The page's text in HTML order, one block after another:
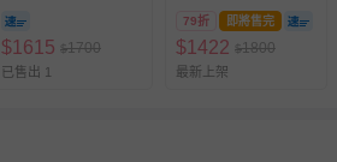
樂鍵盤(1歲~)
$1615 $1700
已售出 1
書 + 豆豆鈴鼓、青
蛙刮板與雞蛋沙鈴三
款節奏樂器)
79折 即將售完
$1422 $1800
最新上架